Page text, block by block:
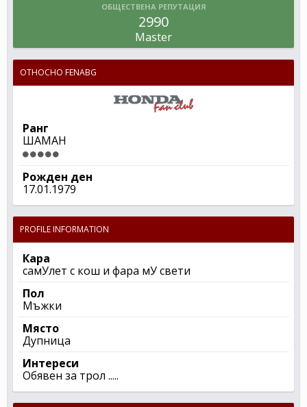
ОБЩЕСТВЕНА РЕПУТАЦИЯ
2990
Master
ОТНОСНО FENABG
Ранг
ШАМАН
Рожден ден
17.01.1979
PROFILE INFORMATION
Кара
самУлет с кош и фара мУ свети
Пол
Мъжки
Място
Дупница
Интереси
Обявен за трол .....